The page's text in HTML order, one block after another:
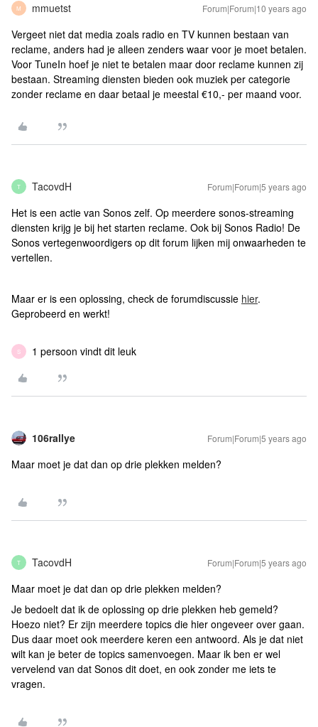
M mmuetst Forum|Forum|10 years ago
Vergeet niet dat media zoals radio en TV kunnen bestaan van
reclame, anders had je alleen zenders waar voor je moet betalen.
Voor TuneIn hoef je niet te betalen maar door reclame kunnen zij
bestaan. Streaming diensten bieden ook muziek per categorie
zonder reclame en daar betaal je meestal €10,- per maand voor.
T TacovdH Forum|Forum|5 years ago
Het is een actie van Sonos zelf. Op meerdere sonos-streaming
diensten krijg je bij het starten reclame. Ook bij Sonos Radio! De
Sonos vertegenwoordigers op dit forum lijken mij onwaarheden te
vertellen.
Maar er is een oplossing, check de forumdiscussie hier.
Geprobeerd en werkt!
S 1 persoon vindt dit leuk
106rallye Forum|Forum|5 years ago
Maar moet je dat dan op drie plekken melden?
T TacovdH Forum|Forum|5 years ago
Maar moet je dat dan op drie plekken melden?
Je bedoelt dat ik de oplossing op drie plekken heb gemeld?
Hoezo niet? Er zijn meerdere topics die hier ongeveer over gaan.
Dus daar moet ook meerdere keren een antwoord. Als je dat niet
wilt kan je beter de topics samenvoegen. Maar ik ben er wel
vervelend van dat Sonos dit doet, en ook zonder me iets te
vragen.